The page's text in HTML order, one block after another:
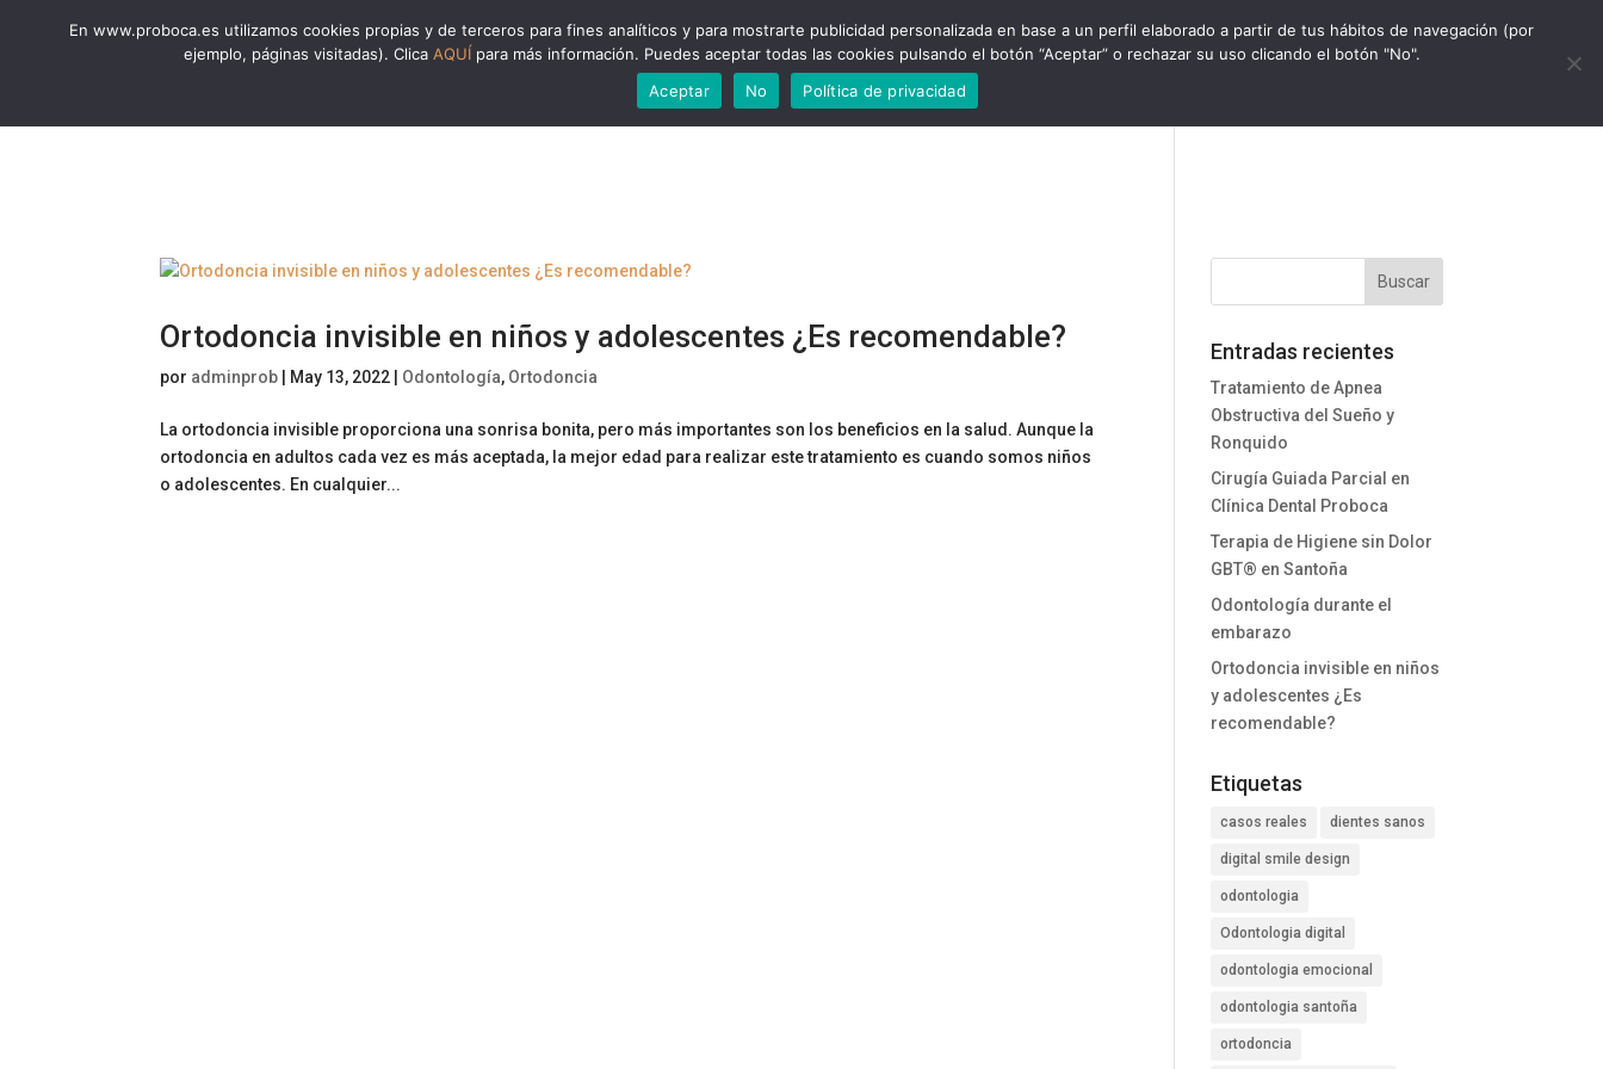
Ortodoncia invisible en niños y adolescentes ¿Es recomendable?
por adminprob May 13, 2022 Odontología, Ortodoncia
La ortodoncia invisible proporciona una sonrisa bonita, pero más importantes son los beneficios en la salud. Aunque la
ortodoncia en adultos cada vez es más aceptada, la mejor edad para realizar este tratamiento es cuando somos niños
o adolescentes. En cualquier...
Entradas recientes
Tratamiento de Apnea
Obstructiva del Sueño y
Ronquido
Cirugía Guiada Parcial en
Clínica Dental Proboca
Terapia de Higiene sin Dolor
GBT® en Santoña
Odontología durante el
embarazo
Ortodoncia invisible en niños
y adolescentes ¿Es
recomendable?
Etiquetas
casos reales dientes sanos
digital smile design
odontologia
Odontologia digital
odontologia emocional
odontologia santoña
ortodoncia
En www.proboca.es utilizamos cookies propias y de terceros para fines analíticos y para mostrarte publicidad personalizada en base a un perfil elaborado a partir de tus hábitos de navegación (por
ejemplo, páginas visitadas). Clica AQUÍpara más información. Puedes aceptar todas las cookies pulsando el botón “Aceptar” o rechazar su uso clicando el botón "No".
Aceptar
No Política de privacidad